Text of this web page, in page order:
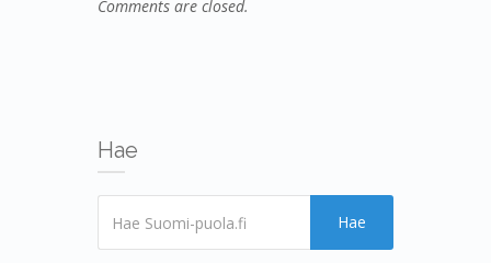
Comments are closed.
Hae
Hae